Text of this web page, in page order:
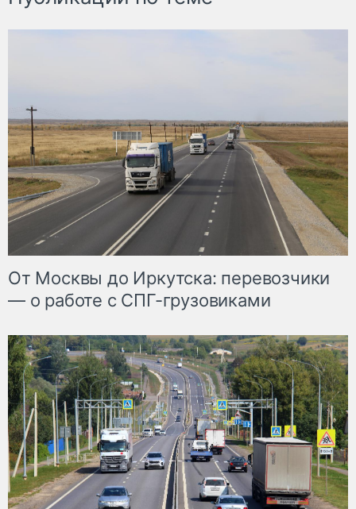
От Москвы до Иркутска: перевозчики
— о работе с СПГ-грузовиками